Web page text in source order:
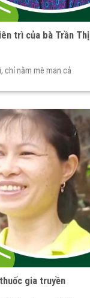
trì của bà Trần Thị
chỉ nằm mê man cả
gia truyền